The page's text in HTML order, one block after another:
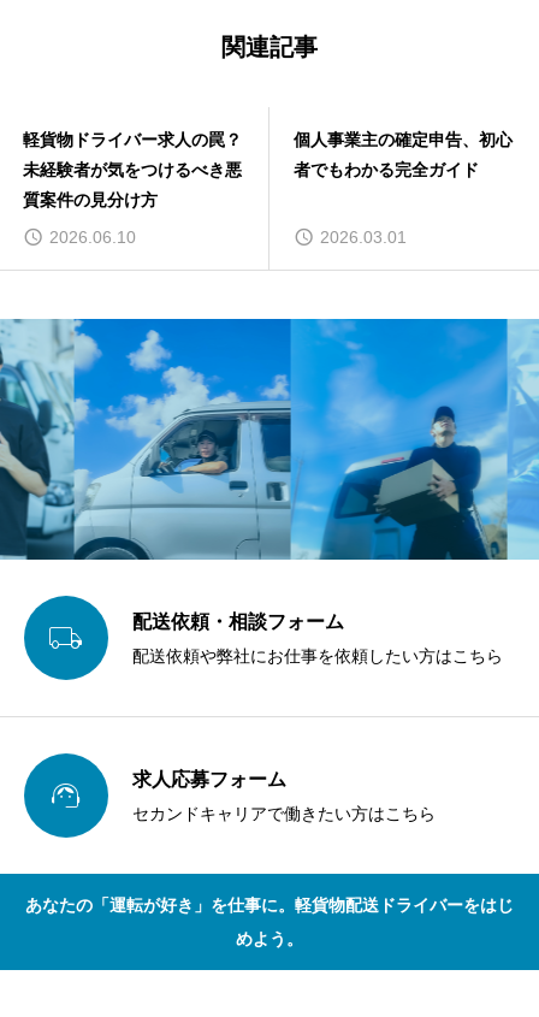
関連記事
軽貨物ドライバー求人の罠？
未経験者が気をつけるべき悪
質案件の見分け方
2026.06.10
個人事業主の確定申告、初心
者でもわかる完全ガイド
2026.03.01
 配送依頼・相談フォーム
配送依頼や弊社にお仕事を依頼したい方はこちら
 求人応募フォーム
セカンドキャリアで働きたい方はこちら
あなたの「運転が好き」を仕事に。軽貨物配送ドライバーをはじ
めよう。